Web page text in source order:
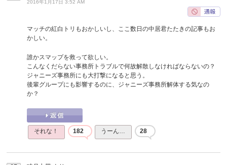
2016年1月17日 3:52 AM
マッチの紅白トリもおかしいし、ここ数日の中居君たたきの記事もお
かしい。
誰かスマップを救って欲しい。
こんなくだらない事務所トラブルで何故解散しなければならないの？
ジャニーズ事務所にも大打撃になると思う。
後輩グループにも影響するのに、ジャニーズ事務所解体する気なの
か？
それな！ 182 うーん… 28